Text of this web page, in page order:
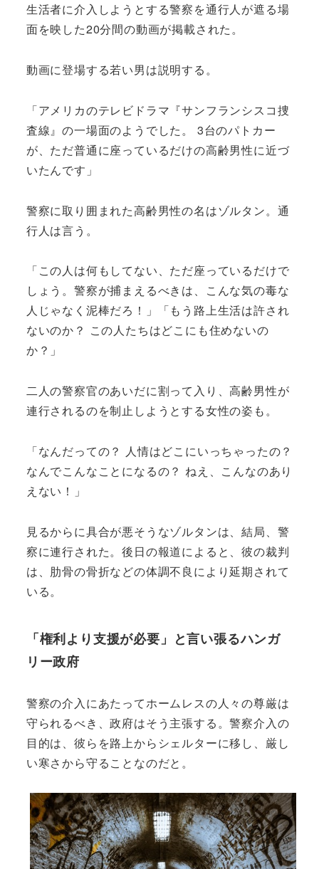
生活者に介入しようとする警察を通行人が遮る場
面を映した20分間の動画が掲載された。
動画に登場する若い男は説明する。
「アメリカのテレビドラマ『サンフランシスコ捜
査線』の一場面のようでした。 3台のパトカー
が、ただ普通に座っているだけの高齢男性に近づ
いたんです」
警察に取り囲まれた高齢男性の名はゾルタン。通
行人は言う。
「この人は何もしてない、ただ座っているだけで
しょう。警察が捕まえるべきは、こんな気の毒な
人じゃなく泥棒だろ！」「もう路上生活は許され
ないのか？ この人たちはどこにも住めないの
か？」
二人の警察官のあいだに割って入り、高齢男性が
連行されるのを制止しようとする女性の姿も。
「なんだっての？ 人情はどこにいっちゃったの？
なんでこんなことになるの？ ねえ、こんなのあり
えない！」
見るからに具合が悪そうなゾルタンは、結局、警
察に連行された。後日の報道によると、彼の裁判
は、肋骨の骨折などの体調不良により延期されて
いる。
「権利より支援が必要」と言い張るハンガ
リー政府
警察の介入にあたってホームレスの人々の尊厳は
守られるべき、政府はそう主張する。警察介入の
目的は、彼らを路上からシェルターに移し、厳し
い寒さから守ることなのだと。